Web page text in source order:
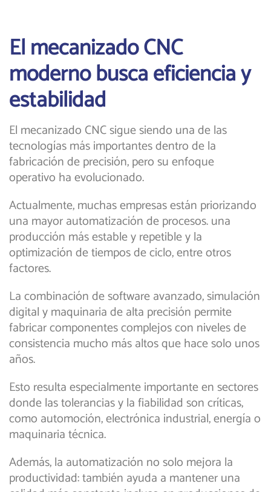
El mecanizado CNC
moderno busca eficiencia y
estabilidad
El mecanizado CNC sigue siendo una de las
tecnologías más importantes dentro de la
fabricación de precisión, pero su enfoque
operativo ha evolucionado.
Actualmente, muchas empresas están priorizando
una mayor automatización de procesos. una
producción más estable y repetible y la
optimización de tiempos de ciclo, entre otros
factores.
La combinación de software avanzado, simulación
digital y maquinaria de alta precisión permite
fabricar componentes complejos con niveles de
consistencia mucho más altos que hace solo unos
años.
Esto resulta especialmente importante en sectores
donde las tolerancias y la fiabilidad son críticas,
como automoción, electrónica industrial, energía o
maquinaria técnica.
Además, la automatización no solo mejora la
productividad: también ayuda a mantener una